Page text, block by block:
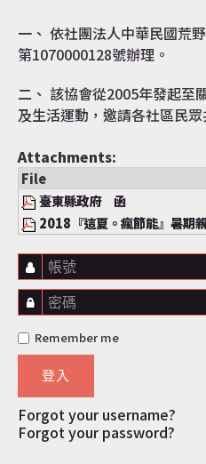
民意交流
一、 依社團法人中華民國荒
第1070000128號辦理。
二、 該協會從2005年發起至
及生活運動，邀請各社區民
Attachments:
File
臺東縣政府 函
2018『這夏。瘋節能』暑期
帳號
密碼
Remember me
登入
Forgot your username?
Forgot your password?